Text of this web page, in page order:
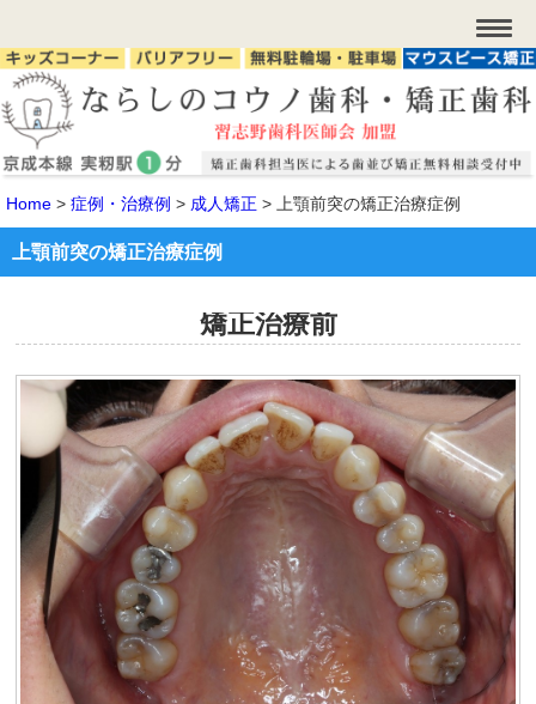
Home > 症例・治療例 > 成人矯正 > 上顎前突の矯正治療症例
上顎前突の矯正治療症例
矯正治療前